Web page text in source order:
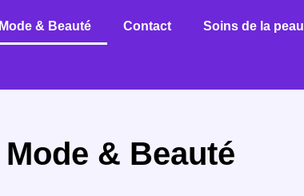
Mode & Beauté Contact Soins de la peau
Mode & Beauté